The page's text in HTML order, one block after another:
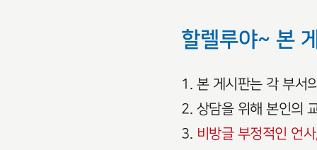
할렐루야~ 본
1. 본 게시판는 각 부서
2. 상담을 위해 본인의
3. 비방글 부정적인 언